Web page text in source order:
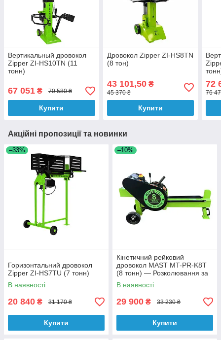
Вертикальный дровокол
Zipper ZI-HS10TN (11
тонн)
67 051 ₴ 70 580 ₴
Купити
Дровокол Zipper ZI-HS8TN
(8 тон)
43 101,50₴
45 370 ₴
Купити
72
76
Акційні пропозиції та новинки
–33%
Горизонтальний дровокол
Zipper ZI-HS7TU (7 тонн)
В наявності
20 840 ₴ 31 170 ₴
Купити
–10%
Кінетичний рейковий
дровокол MAST MT-PR-K8T
(8 тонн) — Розколювання за
1 секунду | Електричний 2.2
кВт
В наявності
29 900 ₴ 33 230 ₴
Купити